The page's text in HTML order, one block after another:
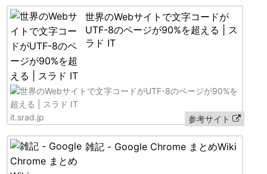
世界のWebサイトで文字コードが
UTF-8のページが90%を超える | ス
ラド IT
it.srad.jp 参考サイト
雑記 - Google Chrome まとめWiki